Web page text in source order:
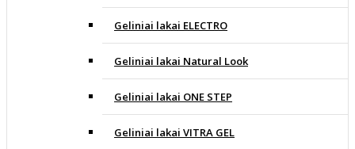
Geliniai lakai ELECTRO
Geliniai lakai Natural Look
Geliniai lakai ONE STEP
Geliniai lakai VITRA GEL